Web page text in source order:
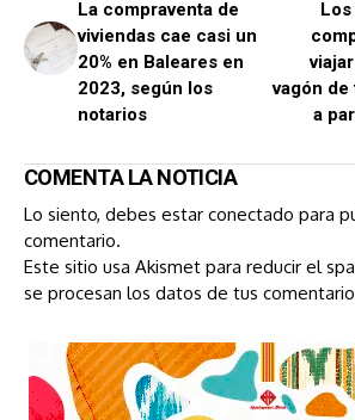
La compraventa de
viviendas cae casi un
20% en Baleares en
2023, según los
notarios
vagón
a
COMENTA LA NOTICIA
Lo siento, debes estar conectado para
comentario.
Este sitio usa Akismet para reducir el
se procesan los datos de tus